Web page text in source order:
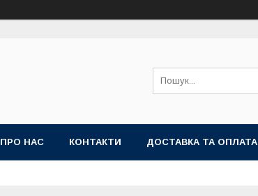
ПРО НАС КОНТАКТИ ДОСТАВКА ТА ОПЛАТА